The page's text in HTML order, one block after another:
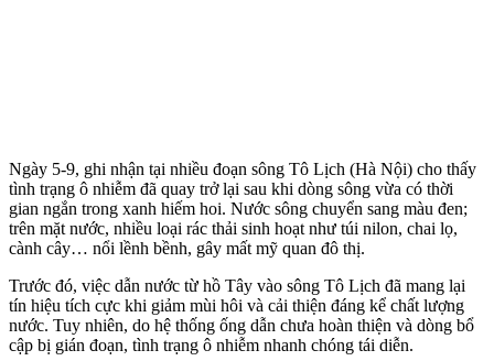
Ngày 5-9, ghi nhận tại nhiều đoạn sông Tô Lịch (Hà Nội) cho thấy
tình trạng ô nhiễm đã quay trở lại sau khi dòng sông vừa có thời
gian ngắn trong xanh hiếm hoi. Nước sông chuyển sang màu đen;
trên mặt nước, nhiều loại rác thải sinh hoạt như túi nilon, chai lọ,
cành cây… nổi lềnh bềnh, gây mất mỹ quan đô thị.
Trước đó, việc dẫn nước từ hồ Tây vào sông Tô Lịch đã mang lại
tín hiệu tích cực khi giảm mùi hôi và cải thiện đáng kể chất lượng
nước. Tuy nhiên, do hệ thống ống dẫn chưa hoàn thiện và dòng bổ
cập bị gián đoạn, tình trạng ô nhiễm nhanh chóng tái diễn.